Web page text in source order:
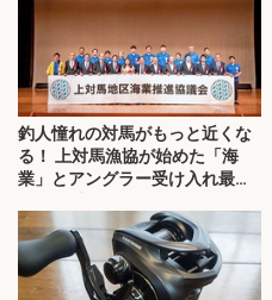
釣人憧れの対馬がもっと近くな
る！ 上対馬漁協が始めた「海
業」とアングラー受け入れ最前